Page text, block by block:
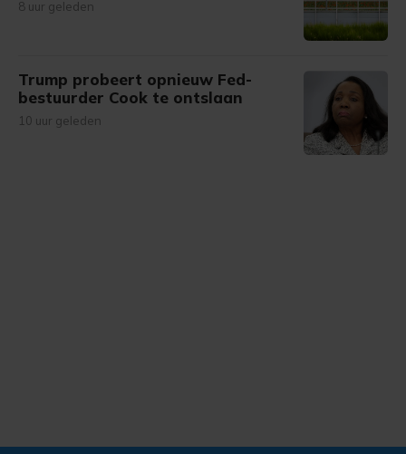
8 uur geleden
Trump probeert opnieuw Fed-
bestuurder Cook te ontslaan
10 uur geleden